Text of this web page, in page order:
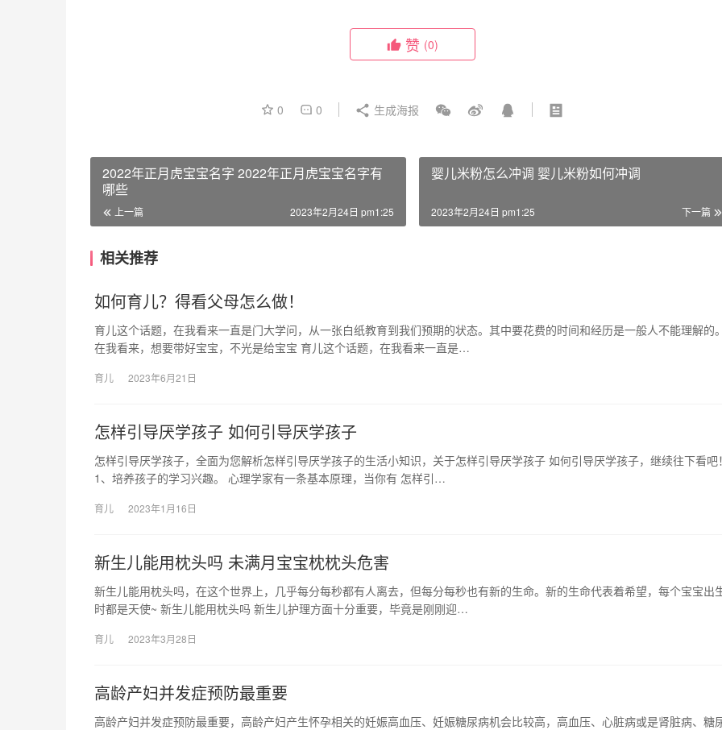
赞 (0)
0 0 生成海报
2022年正月虎宝宝名字 2022年正月虎宝宝名字有
哪些
上一篇 2023年2月24日 pm1:25
婴儿米粉怎么冲调 婴儿米粉如何冲调
下一篇
2023年2月24日 pm1:25
相关推荐
如何育儿？得看父母怎么做！
育儿这个话题，在我看来一直是门大学问，从一张白纸教育到我们预期的状态。其中要花费的时间和经历是一般人不能理解的
在我看来，想要带好宝宝，不光是给宝宝 育儿这个话题，在我看来一直是…
育儿 2023年6月21日
怎样引导厌学孩子 如何引导厌学孩子
怎样引导厌学孩子，全面为您解析怎样引导厌学孩子的生活小知识，关于怎样引导厌学孩子 如何引导厌学孩子，继续往下看吧
1、培养孩子的学习兴趣。 心理学家有一条基本原理，当你有 怎样引…
育儿 2023年1月16日
新生儿能用枕头吗 未满月宝宝枕枕头危害
新生儿能用枕头吗，在这个世界上，几乎每分每秒都有人离去，但每分每秒也有新的生命。新的生命代表着希望，每个宝宝出
时都是天使~ 新生儿能用枕头吗 新生儿护理方面十分重要，毕竟是刚刚迎…
育儿 2023年3月28日
高龄产妇并发症预防最重要
高龄产妇并发症预防最重要，高龄产妇产生怀孕相关的妊娠高血压、妊娠糖尿病机会比较高，高血压、心脏病或是肾脏病、糖